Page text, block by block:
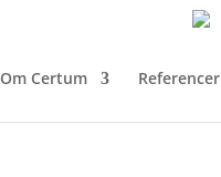
Om Certum Referencer